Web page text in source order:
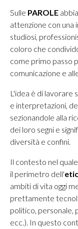
Sulle PAROLE
attenzione con una
studiosi,
coloro che
come primo passo
comunicazione e
L'idea è di lavorare
e interpretazioni,
sezionandole alla
dei loro segni e
diversità e confini.
Il contesto nel
il perimetro dell'
ambiti di vita oggi
prettamente
politico, personale,
ecc.). In questo